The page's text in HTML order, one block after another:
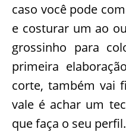
caso você pode
e costurar um ao
grossinho para
primeira
corte, também vai
vale é achar um
que faça o seu perfil.